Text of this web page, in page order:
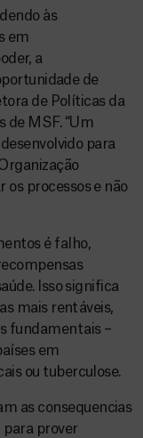
às
em
a
de
de Políticas da
de MSF. “Um
para
os processos e não
é falho,
Isso significa
mais rentáveis,
fundamentais –
em
ou tuberculose.
as consequencias
prover